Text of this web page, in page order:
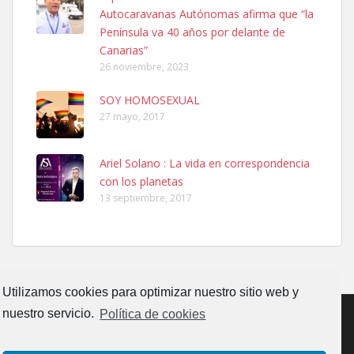
Utilizamos cookies para optimizar nuestro sitio web y
nuestro servicio. Política de cookies
El día 5 se los perdió una ninfa papillera, asustada tiene miedo a la
calle, se perdió por la zon...
Leales.org » Gran Canaria
6.7.2025
Adopcion
Busco casa de acogida para mi perrita ya que por temas de trabajo
no la puedo tener. Solo gente r...
Gata joven encontrada
Autocaravanas Autónomas afirma que “la
Península va 40 años por delante de
Canarias”
26 noviembre, 2023
SOY HOMOSEXUAL
27 mayo, 2017
Ariel Solano : La vida en correspondencia
con los planetas
13 septiembre, 2017